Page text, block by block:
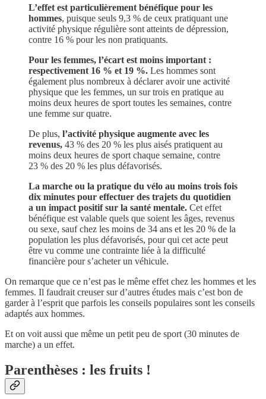
L’effet est particulièrement bénéfique pour les
hommes, puisque seuls 9,3 % de ceux pratiquant une
activité physique régulière sont atteints de dépression,
contre 16 % pour les non pratiquants.
Pour les femmes, l’écart est moins important :
respectivement 16 % et 19 %. Les hommes sont
également plus nombreux à déclarer avoir une activité
physique que les femmes, un sur trois en pratique au
moins deux heures de sport toutes les semaines, contre
une femme sur quatre.
De plus, l’activité physique augmente avec les
revenus, 43 % des 20 % les plus aisés pratiquent au
moins deux heures de sport chaque semaine, contre
23 % des 20 % les plus défavorisés.
La marche ou la pratique du vélo au moins trois fois
dix minutes pour effectuer des trajets du quotidien
a un impact positif sur la santé mentale. Cet effet
bénéfique est valable quels que soient les âges, revenus
ou sexe, sauf chez les moins de 34 ans et les 20 % de la
population les plus défavorisés, pour qui cet acte peut
être vu comme une contrainte liée à la difficulté
financière pour s’acheter un véhicule.
On remarque que ce n’est pas le même effet chez les hommes et les
femmes. Il faudrait creuser sur d’autres études mais c’est bon de
garder à l’esprit que parfois les conseils populaires sont les conseils
adaptés aux hommes.
Et on voit aussi que même un petit peu de sport (30 minutes de
marche) a un effet.
Parenthèses : les fruits !